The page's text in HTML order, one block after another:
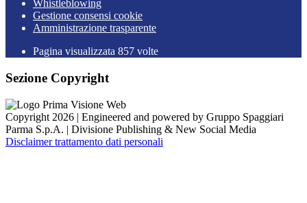
Whistleblowing
Gestione consensi cookie
Amministrazione trasparente
Pagina visualizzata 857 volte
Sezione Copyright
Copyright 2026 | Engineered and powered by Gruppo Spaggiari
Parma S.p.A. | Divisione Publishing & New Social Media
Disclaimer trattamento dati personali